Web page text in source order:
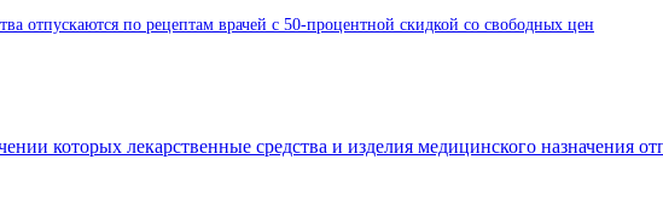
отпускаются по рецептам врачей с 50-процентной скидкой со свободных цен
которых лекарственные средства и изделия медицинского назначения